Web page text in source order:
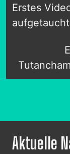
Erstes
aufgetaucht
Aktuelle